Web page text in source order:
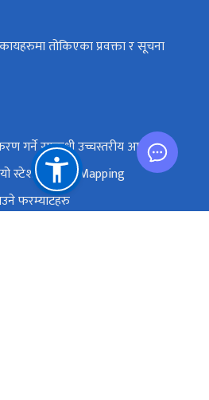
तोकिएका प्रवक्ता र सूचना
गर्ने सम्बन्धी उच्चस्तरीय आयोग
स्टेशनको GIS Mapping
फरम्याटहरु